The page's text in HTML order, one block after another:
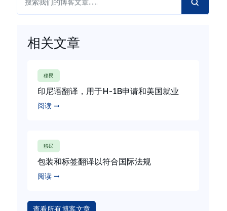
相关文章
移民
印尼语翻译，用于H-1B申请和美国就业
阅读 ➞
移民
包装和标签翻译以符合国际法规
阅读 ➞
查看所有博客文章